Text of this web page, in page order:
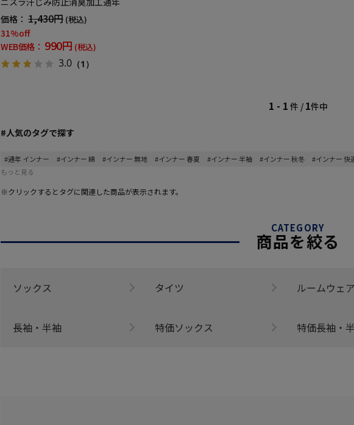
価格： 1,430円 (税込)
31%off
WEB価格： 990円 (税込)
3.0 （1）
1 - 1 件 / 1件中
#人気のタグで探す
#通年 インナー #インナー 綿 #インナー 無地 #インナー 春夏 #インナー 半袖 #インナー 秋冬 #インナー 快
もっと見る
※クリックするとタグに関連した商品が表示されます。
CATEGORY
商品を絞る
ソックス タイツ ルームウェア
長袖・半袖 特価ソックス 特価長袖・